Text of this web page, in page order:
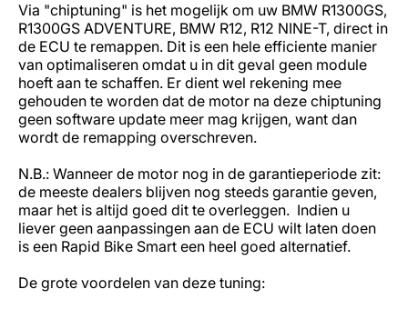
Via "chiptuning" is het mogelijk om uw BMW R1300GS,
R1300GS ADVENTURE, BMW R12, R12 NINE-T, direct in
de ECU te remappen. Dit is een hele efficiente manier
van optimaliseren omdat u in dit geval geen module
hoeft aan te schaffen. Er dient wel rekening mee
gehouden te worden dat de motor na deze chiptuning
geen software update meer mag krijgen, want dan
wordt de remapping overschreven.
N.B.: Wanneer de motor nog in de garantieperiode zit:
de meeste dealers blijven nog steeds garantie geven,
maar het is altijd goed dit te overleggen. Indien u
liever geen aanpassingen aan de ECU wilt laten doen
is een Rapid Bike Smart een heel goed alternatief.
De grote voordelen van deze tuning: